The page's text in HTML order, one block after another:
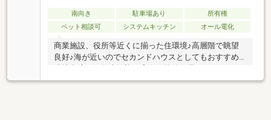
南向き 駐車場あり
所有権
ペット相談可
システムキッチン オール電化
商業施設、役所等近くに揃った住環境♪高層階で眺望
良好♪海が近いのでセカンドハウスとしてもおすすめ♪
現地合流・解散大歓迎！実際に物件を見ていただくこ
とがとにかく一番です！！事前にご予約いただければ